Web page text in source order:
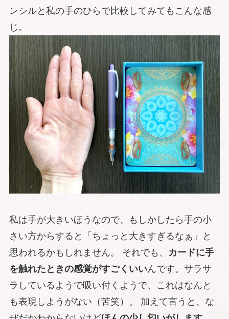
ンシルと私の手のひらで比較してみてもこんな感
じ。
私は手が大きいほうなので、もしかしたら手の小
さい方からすると「ちょっと大きすぎるなぁ」と
思われるかもしれません。 それでも、
カードに手
を触れたときの感覚がすごくいいんです。サラサ
ラしているようで吸い付くようで、これはなんと
も表現しようがない（苦笑）。 加えて言うと、な